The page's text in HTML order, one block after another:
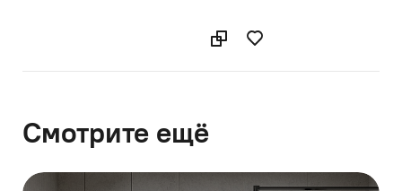
Смотрите ещё